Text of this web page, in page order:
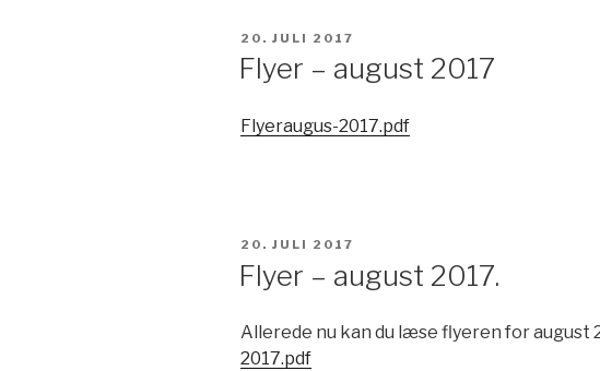
UDGIVET
20. JULI 2017
Flyer – august 2017
Flyeraugus-2017.pdf
UDGIVET
20. JULI 2017
Flyer – august 2017.
Allerede nu kan du læse flyeren for august
2017.pdf